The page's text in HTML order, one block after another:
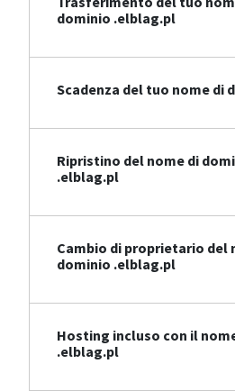
dominio .elblag.pl
Scadenza del tuo nome di
Ripristino del nome di
.elblag.pl
Cambio di proprietario del
dominio .elblag.pl
Hosting incluso con il
.elblag.pl